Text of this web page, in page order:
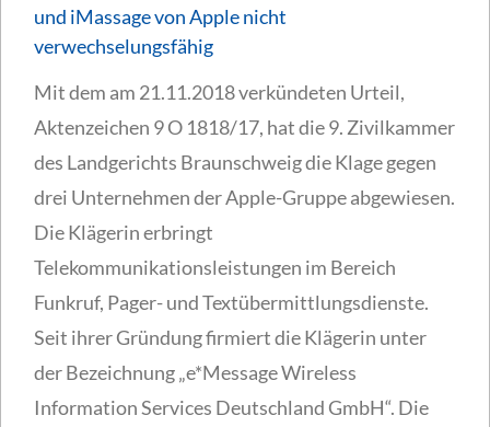
und iMassage von Apple nicht
verwechselungsfähig
Mit dem am 21.11.2018 verkündeten Urteil,
Aktenzeichen 9 O 1818/17, hat die 9. Zivilkammer
des Landgerichts Braunschweig die Klage gegen
drei Unternehmen der Apple-Gruppe abgewiesen.
Die Klägerin erbringt
Telekommunikationsleistungen im Bereich
Funkruf, Pager- und Textübermittlungsdienste.
Seit ihrer Gründung firmiert die Klägerin unter
der Bezeichnung „e*Message Wireless
Information Services Deutschland GmbH“. Die